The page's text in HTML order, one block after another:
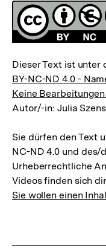
Lizenz
Dieser Text ist unter
BY-NC-ND 4.0 -
Keine
Autor/-in: Julia
Sie dürfen den Text
NC-ND 4.0 und
Urheberrechtliche
Videos finden sich
Sie wollen einen